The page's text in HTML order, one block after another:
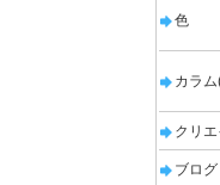
色
カラ
クリ
ブログ